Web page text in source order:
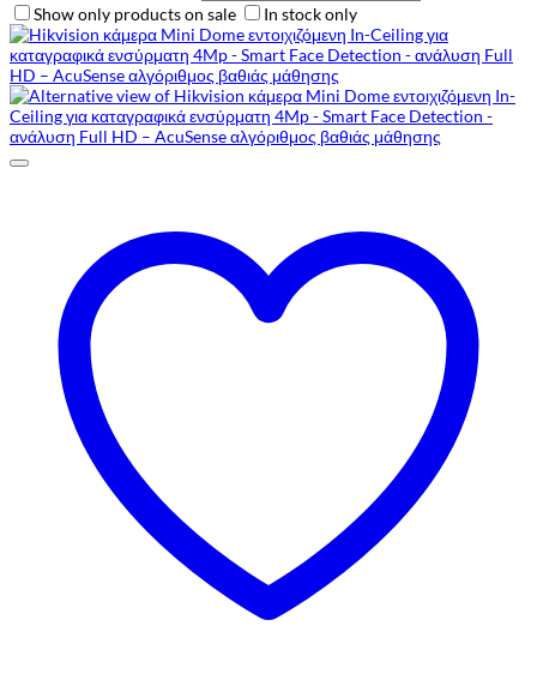
Show only products on sale
In stock only